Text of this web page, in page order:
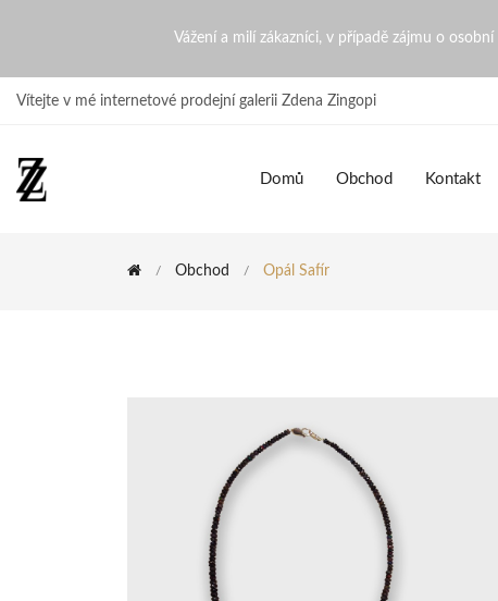
Opál Safír | ZdenaZingopi
Vážení a milí zákazníci, v případě zájmu o
Vítejte v mé internetové prodejní galerii Zdena Zingopi
Domů Obchod Kontakt
Obchod Opál Safír